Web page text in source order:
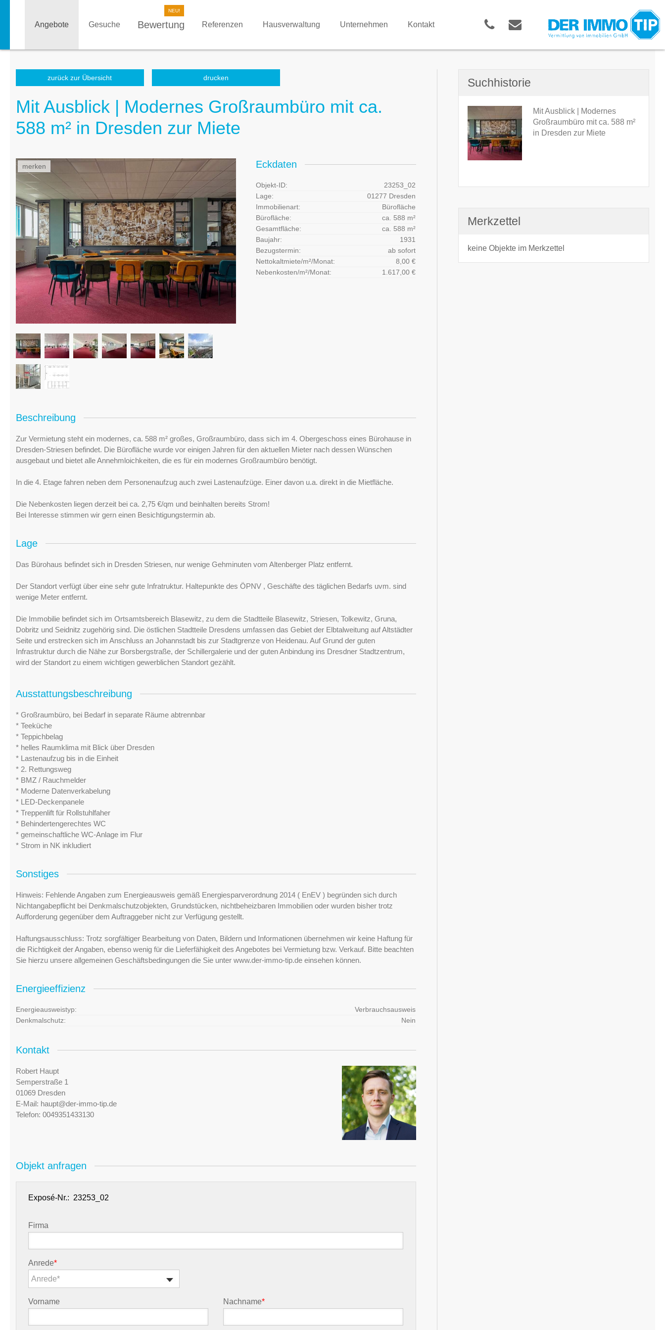
Angebote Gesuche Bewertung Referenzen Hausverwaltung Unternehmen Kontakt
zurück zur Übersicht drucken
Mit Ausblick | Modernes Großraumbüro mit ca.
588 m² in Dresden zur Miete
merken Eckdaten
Objekt-ID:
23253_02
Lage:
01277 Dresden
Immobilienart:
Bürofläche
Bürofläche:
ca. 588 m²
Gesamtfläche:
ca. 588 m²
Baujahr:
1931
Bezugstermin:
ab sofort
Nettokaltmiete/m²/Monat:
8,00 €
Nebenkosten/m²/Monat:
1.617,00 €
Beschreibung
Zur Vermietung steht ein modernes, ca. 588 m² großes, Großraumbüro, dass sich im 4. Obergeschoss eines Bürohause in
Dresden-Striesen befindet. Die Bürofläche wurde vor einigen Jahren für den aktuellen Mieter nach dessen Wünschen
ausgebaut und bietet alle Annehmloichkeiten, die es für ein modernes Großraumbüro benötigt.
In die 4. Etage fahren neben dem Personenaufzug auch zwei Lastenaufzüge. Einer davon u.a. direkt in die Mietfläche.
Die Nebenkosten liegen derzeit bei ca. 2,75 €/qm und beinhalten bereits Strom!
Bei Interesse stimmen wir gern einen Besichtigungstermin ab.
Lage
Das Bürohaus befindet sich in Dresden Striesen, nur wenige Gehminuten vom Altenberger Platz entfernt.
Der Standort verfügt über eine sehr gute Infratruktur. Haltepunkte des ÖPNV , Geschäfte des täglichen Bedarfs uvm. sind
wenige Meter entfernt.
Die Immobilie befindet sich im Ortsamtsbereich Blasewitz, zu dem die Stadtteile Blasewitz, Striesen, Tolkewitz, Gruna,
Dobritz und Seidnitz zugehörig sind. Die östlichen Stadtteile Dresdens umfassen das Gebiet der Elbtalweitung auf Altstädter
Seite und erstrecken sich im Anschluss an Johannstadt bis zur Stadtgrenze von Heidenau. Auf Grund der guten
Infrastruktur durch die Nähe zur Borsbergstraße, der Schillergalerie und der guten Anbindung ins Dresdner Stadtzentrum,
wird der Standort zu einem wichtigen gewerblichen Standort gezählt.
Ausstattungsbeschreibung
* Großraumbüro, bei Bedarf in separate Räume abtrennbar
* Teeküche
* Teppichbelag
* helles Raumklima mit Blick über Dresden
* Lastenaufzug bis in die Einheit
* 2. Rettungsweg
* BMZ / Rauchmelder
* Moderne Datenverkabelung
* LED-Deckenpanele
* Treppenlift für Rollstuhlfaher
* Behindertengerechtes WC
* gemeinschaftliche WC-Anlage im Flur
* Strom in NK inkludiert
Sonstiges
Hinweis: Fehlende Angaben zum Energieausweis gemäß Energiesparverordnung 2014 ( EnEV ) begründen sich durch
Nichtangabepflicht bei Denkmalschutzobjekten, Grundstücken, nichtbeheizbaren Immobilien oder wurden bisher trotz
Aufforderung gegenüber dem Auftraggeber nicht zur Verfügung gestellt.
Haftungsausschluss: Trotz sorgfältiger Bearbeitung von Daten, Bildern und Informationen übernehmen wir keine Haftung für
die Richtigkeit der Angaben, ebenso wenig für die Lieferfähigkeit des Angebotes bei Vermietung bzw. Verkauf. Bitte beachten
Sie hierzu unsere allgemeinen Geschäftsbedingungen die Sie unter www.der-immo-tip.de einsehen können.
Energieeffizienz
Energieausweistyp:
Verbrauchsausweis
Denkmalschutz:
Nein
Kontakt
Robert Haupt
Semperstraße 1
01069 Dresden
E-Mail: haupt@der-immo-tip.de
Telefon: 0049351433130
Objekt anfragen
Exposé-Nr.:
Firma
Anrede*
Anrede*
Vorname Nachname*
Suchhistorie
Mit Ausblick | Modernes
Großraumbüro mit ca. 588 m²
in Dresden zur Miete
Merkzettel
keine Objekte im Merkzettel